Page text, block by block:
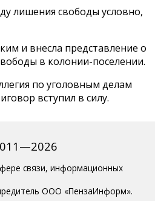
лишения свободы условно,
и внесла представление о
в колонии-поселении.
по уголовным делам
вступил в силу.
связи, информационных
ООО «ПензаИнформ».